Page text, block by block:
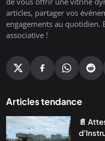
articles, partager vos
engagements au quotidien.
associative !
Articles tendance
📄